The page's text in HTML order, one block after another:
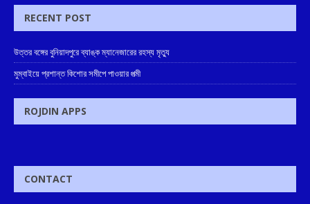
RECENT POST
উত্তর বঙ্গের বুনিয়াদপুরে ব্যাঙ্ক ম্যানেজারের রহস্য মৃত্যু
মুম্বাইয়ে প্রশান্ত কিশোর সমীপে পাওয়ার পত্মী
ROJDIN APPS
CONTACT